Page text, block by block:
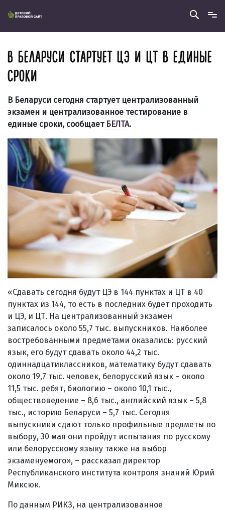
В БЕЛАРУСИ СТАРТУЕТ ЦЭ И ЦТ В ЕДИНЫЕ
СРОКИ
В Беларуси сегодня стартует централизованный
экзамен и централизованное тестирование в
единые сроки, сообщает БЕЛТА.
«Сдавать сегодня будут ЦЭ в 144 пунктах и ЦТ в 40
пунктах из 144, то есть в последних будет проходить
и ЦЭ, и ЦТ. На централизованный экзамен
записалось около 55,7 тыс. выпускников. Наиболее
востребованными предметами оказались: русский
язык, его будут сдавать около 44,2 тыс.
одиннадцатиклассников, математику будут сдавать
около 19,7 тыс. человек, белорусский язык – около
11,5 тыс. ребят, биологию – около 10,1 тыс.,
обществоведение – 8,6 тыс., английский язык – 5,8
тыс., историю Беларуси – 5,7 тыс. Сегодня
выпускники сдают только профильные предметы по
выбору, 30 мая они пройдут испытания по русскому
или белорусскому языку также на выбор
экзаменуемого», – рассказал директор
Республиканского института контроля знаний Юрий
Миксюк.
По данным РИКЗ, на централизованное